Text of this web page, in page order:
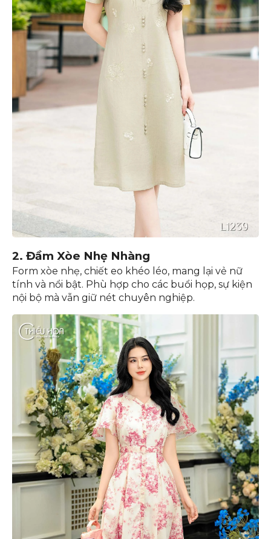
2. Đầm Xòe Nhẹ Nhàng
Form xòe nhẹ, chiết eo khéo léo, mang lại vẻ nữ
tính và nổi bật. Phù hợp cho các buổi họp, sự kiện
nội bộ mà vẫn giữ nét chuyên nghiệp.